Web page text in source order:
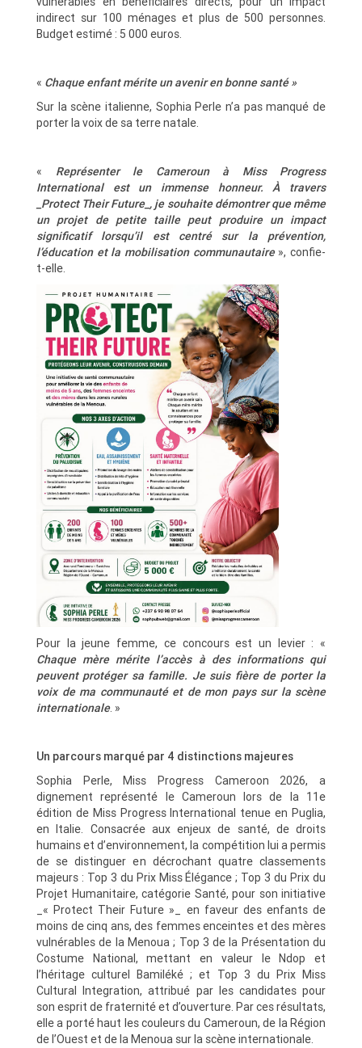
indirect sur 100 ménages et plus de 500 personnes.
Budget estimé : 5 000 euros.
« Chaque enfant mérite un avenir en bonne santé »
Sur la scène italienne, Sophia Perle n’a pas manqué de
porter la voix de sa terre natale.
« Représenter le Cameroun à Miss Progress
International est un immense honneur. À travers
_Protect Their Future_, je souhaite démontrer que même
un projet de petite taille peut produire un impact
significatif lorsqu’il est centré sur la prévention,
l’éducation et la mobilisation communautaire», confie-
t-elle.
Pour la jeune femme, ce concours est un levier : «
Chaque mère mérite l’accès à des informations qui
peuvent protéger sa famille. Je suis fière de porter la
voix de ma communauté et de mon pays sur la scène
internationale. »
Un parcours marqué par 4 distinctions majeures
Sophia Perle, Miss Progress Cameroon 2026, a
dignement représenté le Cameroun lors de la 11e
édition de Miss Progress International tenue en Puglia,
en Italie. Consacrée aux enjeux de santé, de droits
humains et d’environnement, la compétition lui a permis
de se distinguer en décrochant quatre classements
majeurs : Top 3 du Prix Miss Élégance ; Top 3 du Prix du
Projet Humanitaire, catégorie Santé, pour son initiative
_« Protect Their Future »_ en faveur des enfants de
moins de cinq ans, des femmes enceintes et des mères
vulnérables de la Menoua ; Top 3 de la Présentation du
Costume National, mettant en valeur le Ndop et
l’héritage culturel Bamiléké ; et Top 3 du Prix Miss
Cultural Integration, attribué par les candidates pour
son esprit de fraternité et d’ouverture. Par ces résultats,
elle a porté haut les couleurs du Cameroun, de la Région
de l’Ouest et de la Menoua sur la scène internationale.